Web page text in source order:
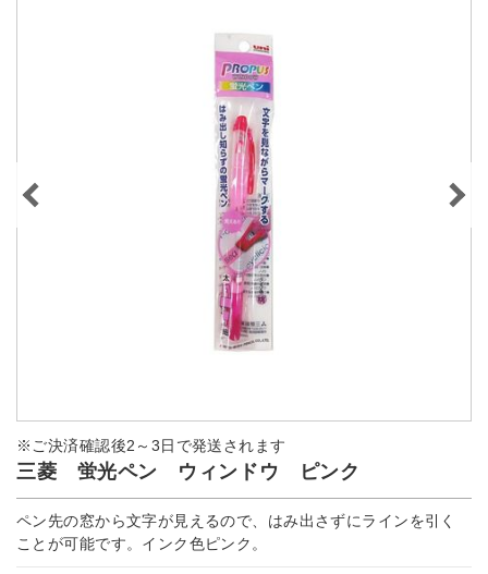
※ご決済確認後2～3日で発送されます
三菱 蛍光ペン ウィンドウ ピンク
ペン先の窓から文字が見えるので、はみ出さずにラインを引く
ことが可能です。インク色ピンク。